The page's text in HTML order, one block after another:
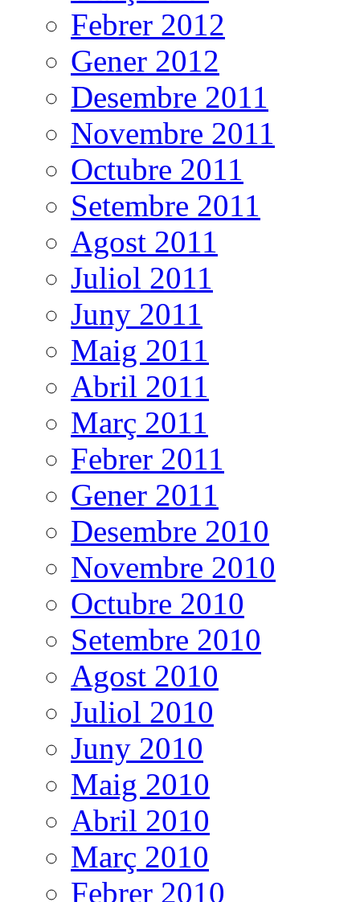
Febrer 2012
Gener 2012
Desembre 2011
Novembre 2011
Octubre 2011
Setembre 2011
Agost 2011
Juliol 2011
Juny 2011
Maig 2011
Abril 2011
Març 2011
Febrer 2011
Gener 2011
Desembre 2010
Novembre 2010
Octubre 2010
Setembre 2010
Agost 2010
Juliol 2010
Juny 2010
Maig 2010
Abril 2010
Març 2010
Febrer 2010